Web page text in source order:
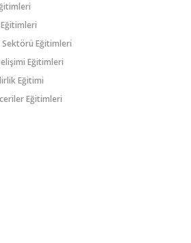
Eğitimleri
Eğitimleri
Eğitimi
Eğitimleri